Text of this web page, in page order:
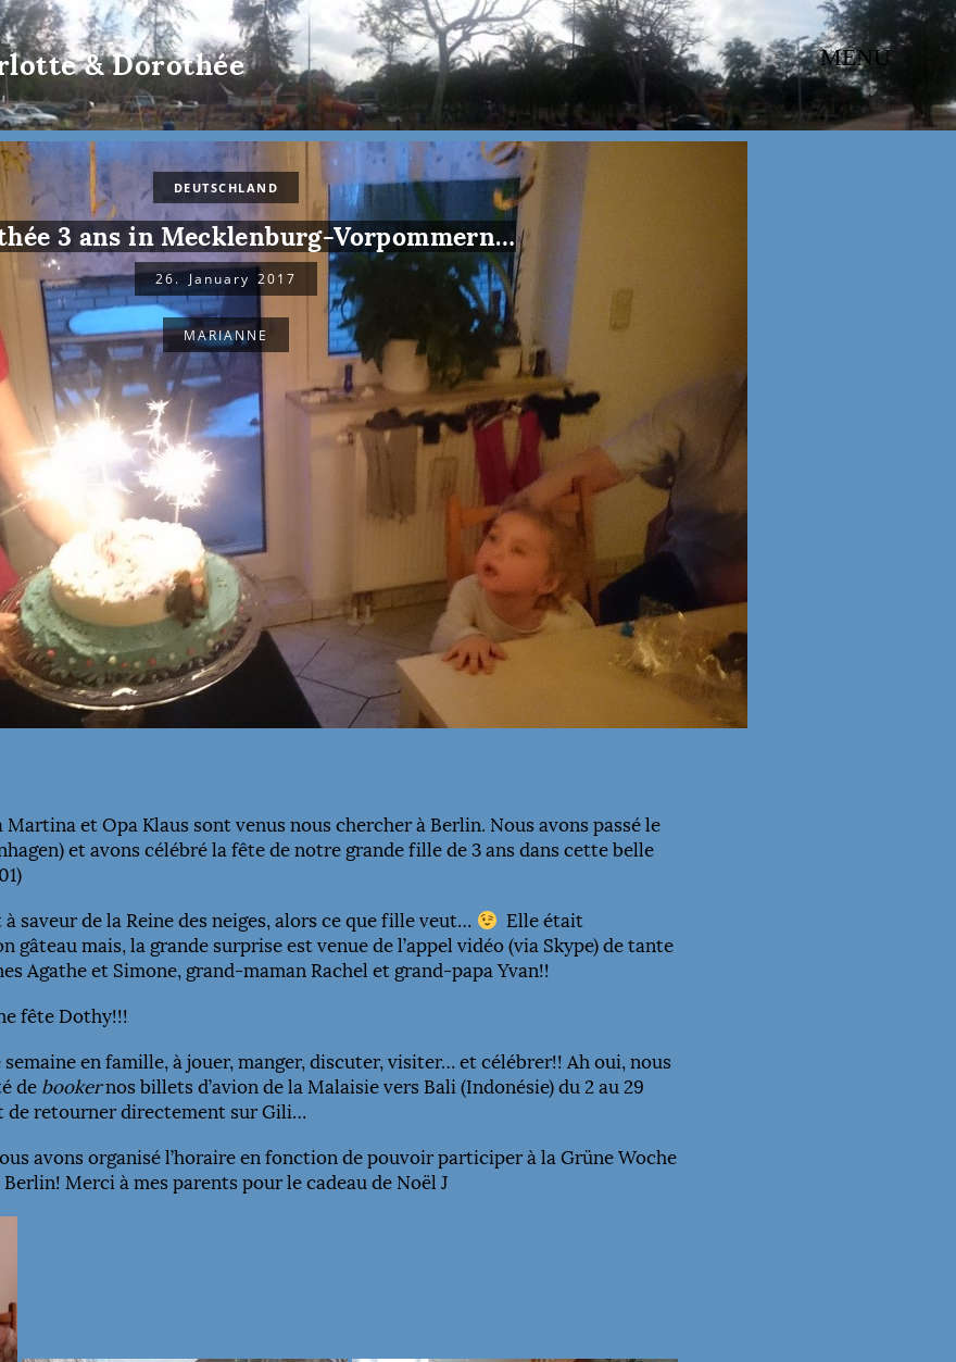
& Dorothée MENU
DEUTSCHLAND
3 ans in Mecklenburg-Vorpommern…
26. January 2017
MARIANNE
et Opa Klaus sont venus nous chercher à Berlin. Nous avons passé le
et avons célébré la fête de notre grande fille de 3 ans dans cette belle
saveur de la Reine des neiges, alors ce que fille veut…
Elle était
gâteau mais, la grande surprise est venue de l’appel vidéo (via Skype) de tante
Agathe et Simone, grand-maman Rachel et grand-papa Yvan!!
fête Dothy!!!
en famille, à jouer, manger, discuter, visiter… et célébrer!! Ah oui, nous
de bookernos billets d’avion de la Malaisie vers Bali (Indonésie) du 2 au 29
de retourner directement sur Gili…
avons organisé l’horaire en fonction de pouvoir participer à la Grüne Woche
Merci à mes parents pour le cadeau de Noël J